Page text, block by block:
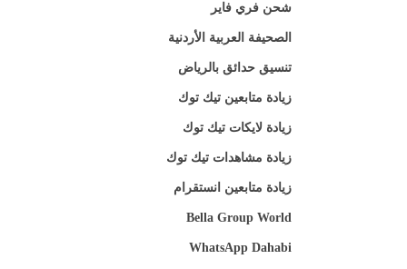
شحن فري فاير
الصحيفة العربية الأردنية
تنسيق حدائق بالرياض
زيادة متابعين تيك توك
زيادة لايكات تيك توك
زيادة مشاهدات تيك توك
زيادة متابعين انستقرام
Bella Group World
WhatsApp Dahabi